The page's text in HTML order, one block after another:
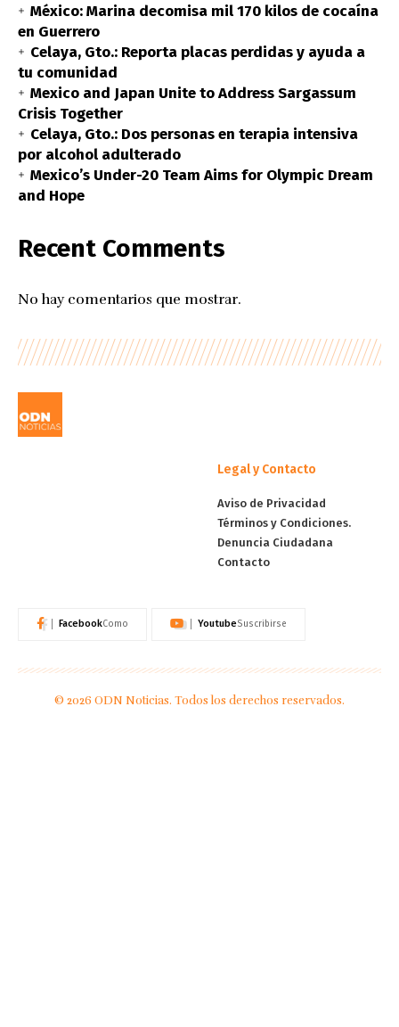
México: Marina decomisa mil 170 kilos de cocaína
en Guerrero
Celaya, Gto.: Reporta placas perdidas y ayuda a
tu comunidad
Mexico and Japan Unite to Address Sargassum
Crisis Together
Celaya, Gto.: Dos personas en terapia intensiva
por alcohol adulterado
Mexico’s Under-20 Team Aims for Olympic Dream
and Hope
Recent Comments
No hay comentarios que mostrar.
Legal y Contacto
Aviso de Privacidad
Términos y Condiciones.
Denuncia Ciudadana
Contacto
FacebookComo YoutubeSuscribirse
© 2026 ODN Noticias. Todos los derechos reservados.